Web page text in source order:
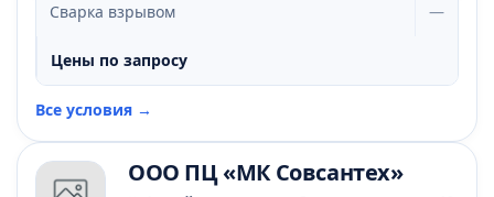
Сварка взрывом —
Цены по запросу
Все условия →
ООО ПЦ «МК Совсантех»